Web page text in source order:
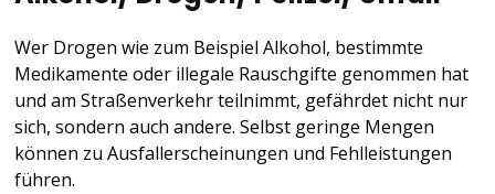
Wer Drogen wie zum Beispiel Alkohol, bestimmte
Medikamente oder illegale Rauschgifte genommen hat
und am Straßenverkehr teilnimmt, gefährdet nicht nur
sich, sondern auch andere. Selbst geringe Mengen
können zu Ausfallerscheinungen und Fehlleistungen
führen.